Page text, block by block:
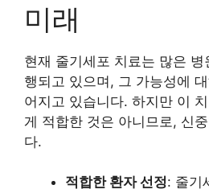
미래
현재 줄기세포 치료는 많은
행되고 있으며, 그 가능성에
어지고 있습니다. 하지만 이
게 적합한 것은 아니므로, 신
다.
적합한 환자 선정: 줄기